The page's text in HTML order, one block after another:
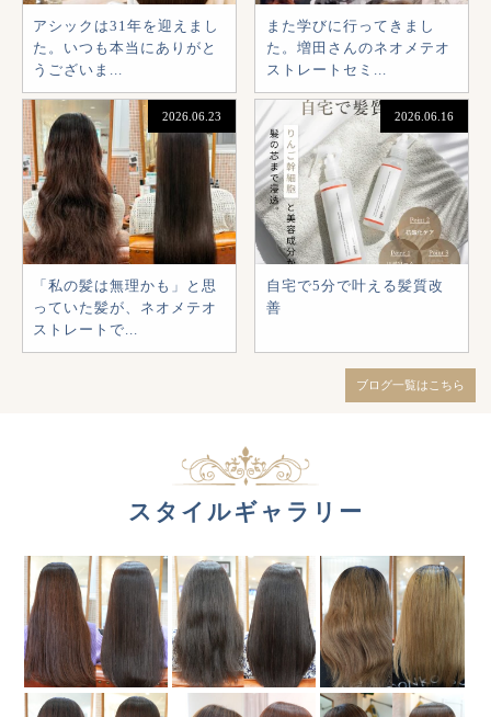
アシックは31年を迎えまし
た。いつも本当にありがと
うございま...
また学びに行ってきまし
た。増田さんのネオメテオ
ストレートセミ...
2026.06.23
「私の髪は無理かも」と思
っていた髪が、ネオメテオ
ストレートで...
2026.06.16
自宅で5分で叶える髪質改
善
ブログ一覧はこちら
スタイルギャラリー